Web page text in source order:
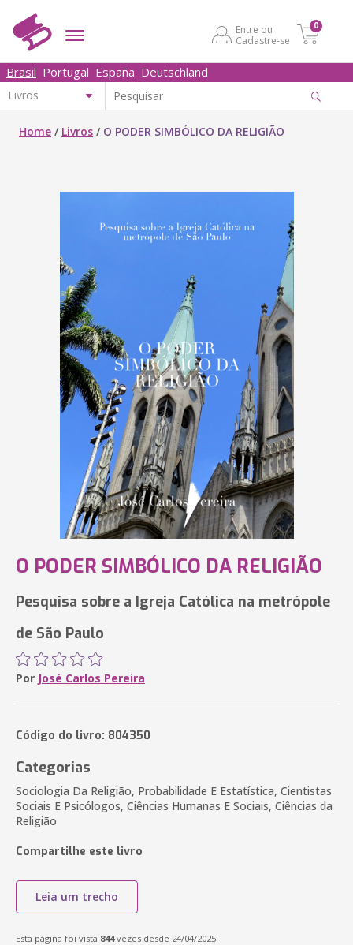
Entre ou
Cadastre-se
0
Brasil Portugal España Deutschland
Home / Livros / O PODER SIMBÓLICO DA RELIGIÃO
O PODER SIMBÓLICO DA RELIGIÃO
Pesquisa sobre a Igreja Católica na metrópole
de São Paulo
Por José Carlos Pereira
Código do livro: 804350
Categorias
Sociologia Da Religião, Probabilidade E Estatística, Cientistas
Sociais E Psicólogos, Ciências Humanas E Sociais, Ciências da
Religião
Compartilhe este livro
Leia um trecho
Esta página foi vista 844vezes desde 24/04/2025